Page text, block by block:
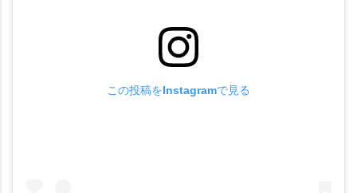
この投稿をInstagramで見る